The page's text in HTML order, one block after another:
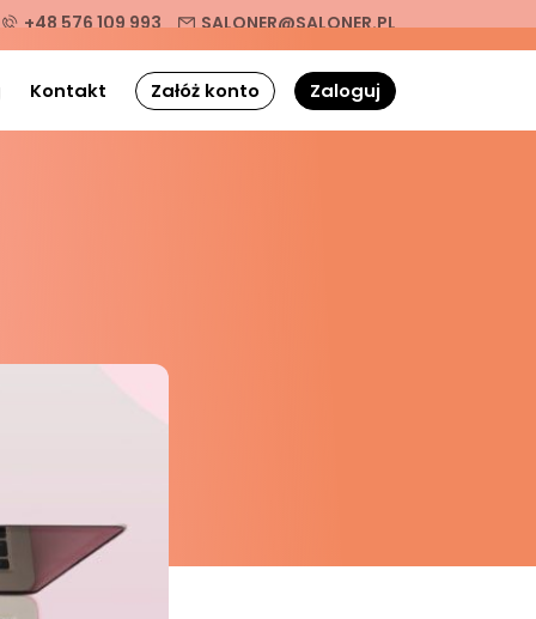
+48 576 109 993 SALONER@SALONER.PL
Kontakt Załóż konto Zaloguj